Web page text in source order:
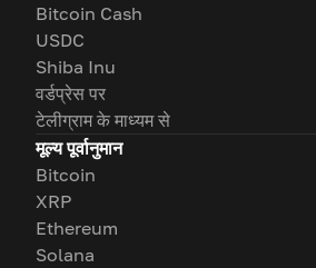
Bitcoin Cash
USDC
Shiba Inu
वर्डप्रेस पर
टेलीग्राम के माध्यम से
मूल्य पूर्वानुमान
Bitcoin
XRP
Ethereum
Solana